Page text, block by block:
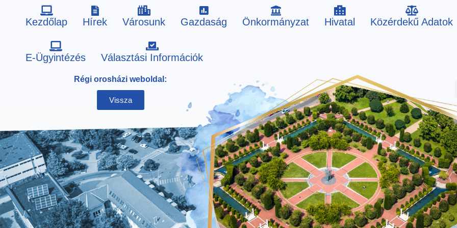
Kezdőlap Hírek Városunk Gazdaság Önkormányzat Hivatal Közérdekű Adatok
E-Ügyintézés Választási Információk
Régi orosházi weboldal:
Vissza